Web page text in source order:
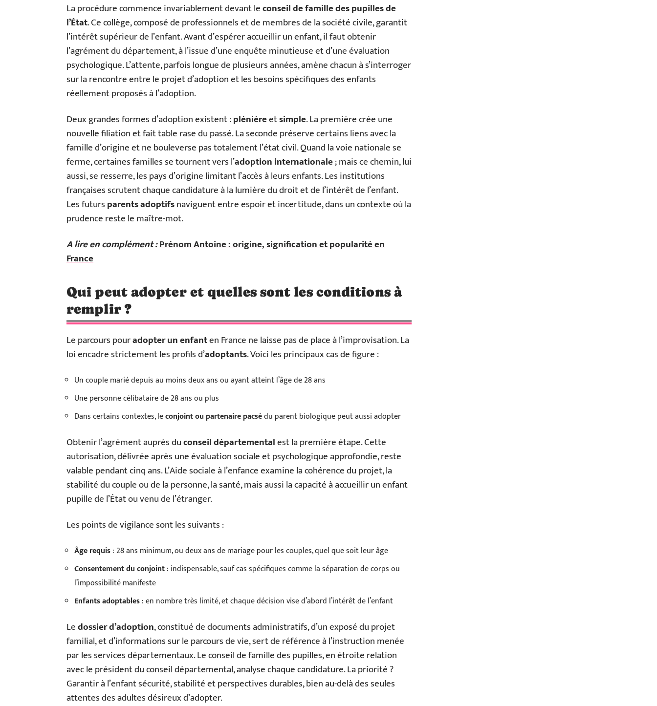
La procédure commence invariablement devant leconseil de famille des pupilles de
l’État. Ce collège, composé de professionnels et de membres de la société civile, garantit
l’intérêt supérieur de l’enfant. Avant d’espérer accueillir un enfant, il faut obtenir
l’agrément du département, à l’issue d’une enquête minutieuse et d’une évaluation
psychologique. L’attente, parfois longue de plusieurs années, amène chacun à s’interroger
sur la rencontre entre le projet d’adoption et les besoins spécifiques des enfants
réellement proposés à l’adoption.
Deux grandes formes d’adoption existent :plénièreetsimple. La première crée une
nouvelle filiation et fait table rase du passé. La seconde préserve certains liens avec la
famille d’origine et ne bouleverse pas totalement l’état civil. Quand la voie nationale se
ferme, certaines familles se tournent vers l’adoption internationale; mais ce chemin, lui
aussi, se resserre, les pays d’origine limitant l’accès à leurs enfants. Les institutions
françaises scrutent chaque candidature à la lumière du droit et de l’intérêt de l’enfant.
Les futursparents adoptifsnaviguent entre espoir et incertitude, dans un contexte où la
prudence reste le maître-mot.
A lire en complément :Prénom Antoine : origine, signification et popularité en
France
Qui peut adopter et quelles sont les conditions à
remplir ?
Le parcours pouradopter un enfanten France ne laisse pas de place à l’improvisation. La
loi encadre strictement les profils d’adoptants. Voici les principaux cas de figure :
Un couple marié depuis au moins deux ans ou ayant atteint l’âge de 28 ans
Une personne célibataire de 28 ans ou plus
Dans certains contextes, leconjoint ou partenaire pacsédu parent biologique peut aussi adopter
Obtenir l’agrément auprès duconseil départementalest la première étape. Cette
autorisation, délivrée après une évaluation sociale et psychologique approfondie, reste
valable pendant cinq ans. L’Aide sociale à l’enfance examine la cohérence du projet, la
stabilité du couple ou de la personne, la santé, mais aussi la capacité à accueillir un enfant
pupille de l’État ou venu de l’étranger.
Les points de vigilance sont les suivants :
Âge requis: 28 ans minimum, ou deux ans de mariage pour les couples, quel que soit leur âge
Consentement du conjoint: indispensable, sauf cas spécifiques comme la séparation de corps ou
l’impossibilité manifeste
Enfants adoptables: en nombre très limité, et chaque décision vise d’abord l’intérêt de l’enfant
Ledossier d’adoption, constitué de documents administratifs, d’un exposé du projet
familial, et d’informations sur le parcours de vie, sert de référence à l’instruction menée
par les services départementaux. Le conseil de famille des pupilles, en étroite relation
avec le président du conseil départemental, analyse chaque candidature. La priorité ?
Garantir à l’enfant sécurité, stabilité et perspectives durables, bien au-delà des seules
attentes des adultes désireux d’adopter.